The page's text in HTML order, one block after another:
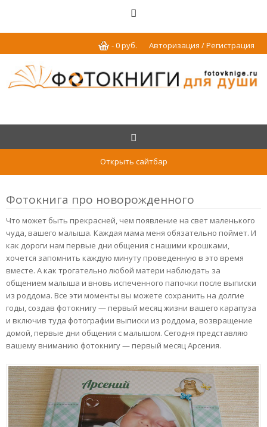
Авторизация / Регистрация
-0руб.
Открыть сайтбар
Фотокнига про новорожденного
Что может быть прекрасней, чем появление на свет маленького
чуда, вашего малыша. Каждая мама меня обязательно поймет. И
как дороги нам первые дни общения с нашими крошками,
хочется запомнить каждую минуту проведенную в это время
вместе. А как трогательно любой матери наблюдать за
общением малыша и вновь испеченного папочки после выписки
из роддома. Все эти моменты вы можете сохранить на долгие
годы, создав фотокнигу — первый месяц жизни вашего карапуза
и включив туда фотографии выписки из роддома, возвращение
домой, первые дни общения с малышом. Сегодня представляю
вашему вниманию фотокнигу — первый месяц Арсения.